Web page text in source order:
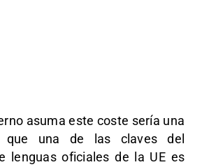
asuma este coste sería una
que una de las claves del
lenguas oficiales de la UE es